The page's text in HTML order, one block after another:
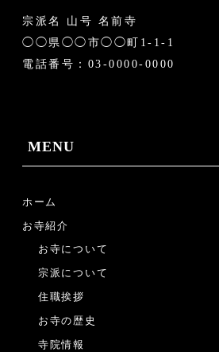
宗派名 山号 名前寺
◯◯県◯◯市◯◯町1-1-1
電話番号：03-0000-0000
MENU
ホーム
お寺紹介
お寺について
宗派について
住職挨拶
お寺の歴史
寺院情報